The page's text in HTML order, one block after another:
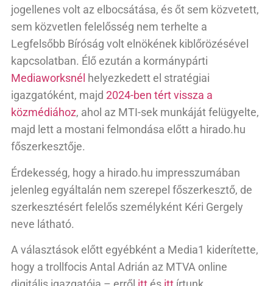
jogellenes volt az elbocsátása, és őt sem közvetett,
sem közvetlen felelősség nem terhelte a
Legfelsőbb Bíróság volt elnökének kiblőrözésével
kapcsolatban. Élő ezután a kormánypárti
Mediaworksnél helyezkedett el stratégiai
igazgatóként, majd 2024-ben tért vissza a
közmédiához, ahol az MTI-sek munkáját felügyelte,
majd lett a mostani felmondása előtt a hirado.hu
főszerkesztője.
Érdekesség, hogy a hirado.hu impresszumában
jelenleg egyáltalán nem szerepel főszerkesztő, de
szerkesztésért felelős személyként Kéri Gergely
neve látható.
A választások előtt egyébként a Media1 kiderítette,
hogy a trollfocis Antal Adrián az MTVA online